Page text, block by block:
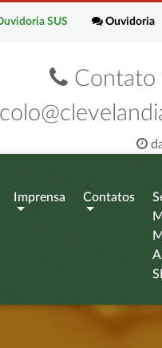
Ouvidoria
SUS
Contato
Imprensa Contatos